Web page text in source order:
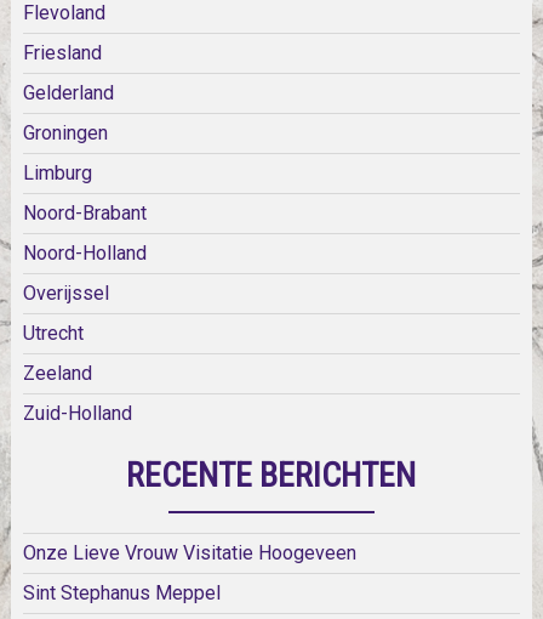
Flevoland
Friesland
Gelderland
Groningen
Limburg
Noord-Brabant
Noord-Holland
Overijssel
Utrecht
Zeeland
Zuid-Holland
RECENTE BERICHTEN
Onze Lieve Vrouw Visitatie Hoogeveen
Sint Stephanus Meppel